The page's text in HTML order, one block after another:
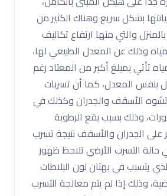
بشكل سريع وهناك الكثير من
بالمنزل والتي منها ارتفاع تكاليف
وذلك عن المعدل الطبيعي لها،
تأتي بمبلغ أكبر من المعتاد رغم
بنفس المعدل، كما أن تسربات
الأسقف والجدران وكذلك في
وذلك بسبب بقع الرطوبة
على الجدران والأسقف نتيجة تسرب
حالة التسرب الأرضي تلاحظ ظهور
يتسبب في بهتان لون البلاطات
وذلك إذا لم يتم معالجة التسرب